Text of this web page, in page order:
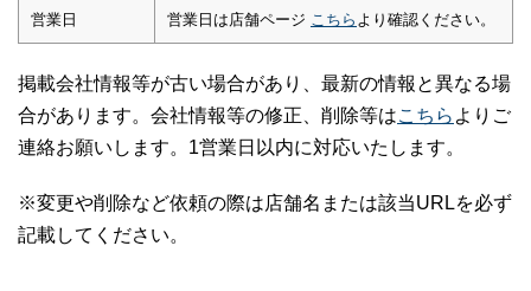
営業日 営業日は店舗ページ こちら より確認ください。
掲載会社情報等が古い場合があり、最新の情報と異なる場
合があります。会社情報等の修正、削除等はこちら よりご
連絡お願いします。1営業日以内に対応いたします。
※変更や削除など依頼の際は店舗名または該当URLを必ず
記載してください。